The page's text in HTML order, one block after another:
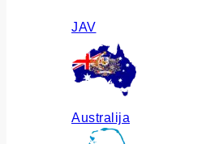
JAV
Australija